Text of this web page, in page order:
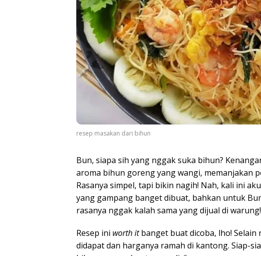
resep masakan dari bihun
Bun, siapa sih yang nggak suka bihun?
aroma bihun goreng yang wangi, memanjakan
Rasanya simpel, tapi bikin nagih! Nah, kali ini
yang gampang banget dibuat, bahkan untuk
rasanya nggak kalah sama yang dijual di warung!
Resep ini worth itbanget buat dicoba, lho! Selain
didapat dan harganya ramah di kantong. Siap-